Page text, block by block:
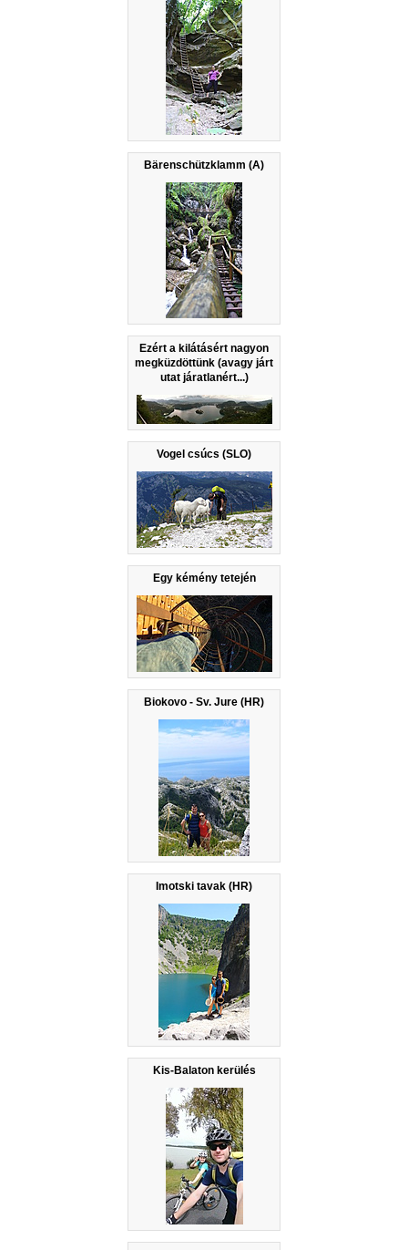
Bärenschützklamm (A)
Ezért a kilátásért nagyon
megküzdöttünk (avagy járt
utat járatlanért...)
Vogel csúcs (SLO)
Egy kémény tetején
Biokovo - Sv. Jure (HR)
Imotski tavak (HR)
Kis-Balaton kerülés